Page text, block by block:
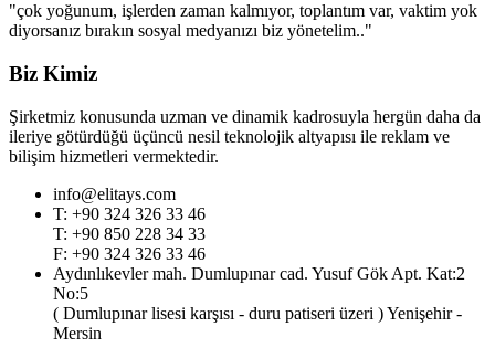
"çok yoğunum, işlerden zaman kalmıyor, toplantım var, vaktim yok
diyorsanız bırakın sosyal medyanızı biz yönetelim.."
Biz Kimiz
Şirketmiz konusunda uzman ve dinamik kadrosuyla hergün daha da
ileriye götürdüğü üçüncü nesil teknolojik altyapısı ile reklam ve
bilişim hizmetleri vermektedir.
info@elitays.com
T: +90 324 326 33 46
T: +90 850 228 34 33
F: +90 324 326 33 46
Aydınlıkevler mah. Dumlupınar cad. Yusuf Gök Apt. Kat:2
No:5
( Dumlupınar lisesi karşısı - duru patiseri üzeri ) Yenişehir -
Mersin